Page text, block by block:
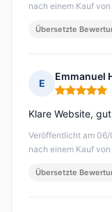
nach einem Kauf
Übersetzte
E
Emmanuel
Hinweis: 5
Veröffentlicht am
nach einem Kauf
Klare Website,
Übersetzte